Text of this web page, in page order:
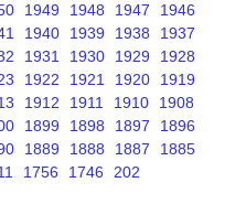
1949 1948 1947
1946
1940 1939 1938
1937
1931 1930 1929
1928
1922 1921 1920
1919
1912 1911 1910
1908
1899 1898 1897
1896
1889 1888 1887
1885
1756 1746 202